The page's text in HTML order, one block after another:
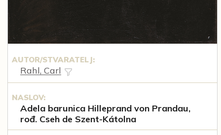
AUTOR/STVARATELJ:
Rahl, Carl
NASLOV:
Adela barunica Hilleprand von Prandau,
rođ. Cseh de Szent-Kátolna